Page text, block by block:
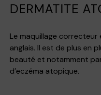
DERMATITE
Le maquillage
anglais. Il est de plus en
beauté et notamment
d’eczéma atopique.